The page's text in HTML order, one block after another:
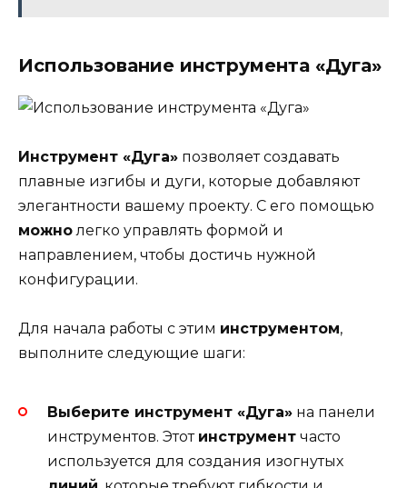
Использование инструмента «Дуга»
Инструмент «Дуга» позволяет создавать
плавные изгибы и дуги, которые добавляют
элегантности вашему проекту. С его помощью
можно легко управлять формой и
направлением, чтобы достичь нужной
конфигурации.
Для начала работы с этим инструментом,
выполните следующие шаги:
Выберите инструмент «Дуга» на панели
инструментов. Этот инструмент часто
используется для создания изогнутых